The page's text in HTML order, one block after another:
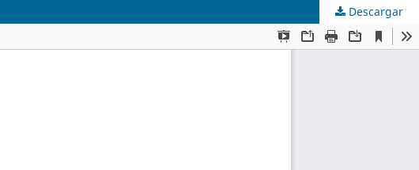
Descargar